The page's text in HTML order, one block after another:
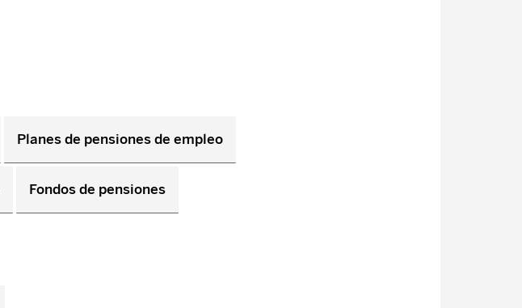
Planes de pensiones de empleo
Fondos de pensiones